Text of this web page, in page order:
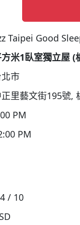
Taipei Good
米1臥室獨立屋 (
市
里藝文街195號,
PM
PM
/ 10